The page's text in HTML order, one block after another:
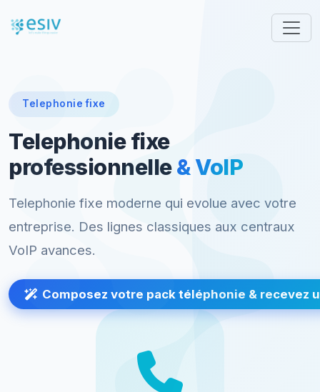
Telephonie fixe
Telephonie fixe
professionnelle& VoIP
Telephonie fixe moderne qui evolue avec votre
entreprise. Des lignes classiques aux centraux
VoIP avances.
Composez votre pack téléphonie & recevez